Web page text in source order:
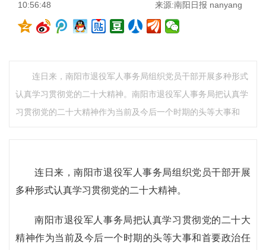
10:56:48
来源:南阳日报 nanyang
连日来，南阳市退役军人事务局组织党员干部开展多种形式
认真学习贯彻党的二十大精神。南阳市退役军人事务局把认真学
习贯彻党的二十大精神作为当前及今后一个时期的头等大事和
连日来，南阳市退役军人事务局组织党员干部开展
多种形式认真学习贯彻党的二十大精神。
南阳市退役军人事务局把认真学习贯彻党的二十大
精神作为当前及今后一个时期的头等大事和首要政治任